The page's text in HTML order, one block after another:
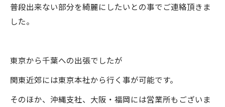
普段出来ない部分を綺麗にしたいとの事でご連絡頂きま
した。
東京から千葉への出張でしたが
関東近郊には東京本社から行く事が可能です。
そのほか、沖縄支社、大阪・福岡には営業所もございま